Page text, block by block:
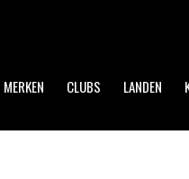
MERKEN CLUBS LANDEN